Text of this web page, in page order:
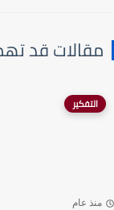
مقالات قد
التفكير
منذ عام